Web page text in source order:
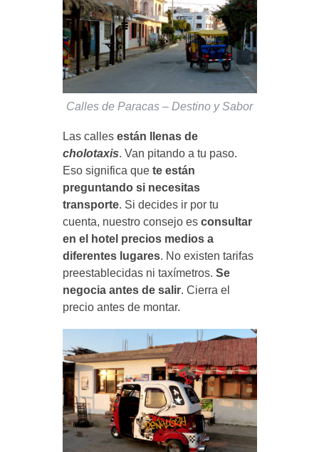
Calles de Paracas – Destino y Sabor
Las calles están llenas de
cholotaxis. Van pitando a tu paso.
Eso significa que te están
preguntando si necesitas
transporte. Si decides ir por tu
cuenta, nuestro consejo es consultar
en el hotel precios medios a
diferentes lugares. No existen tarifas
preestablecidas ni taxímetros. Se
negocia antes de salir. Cierra el
precio antes de montar.